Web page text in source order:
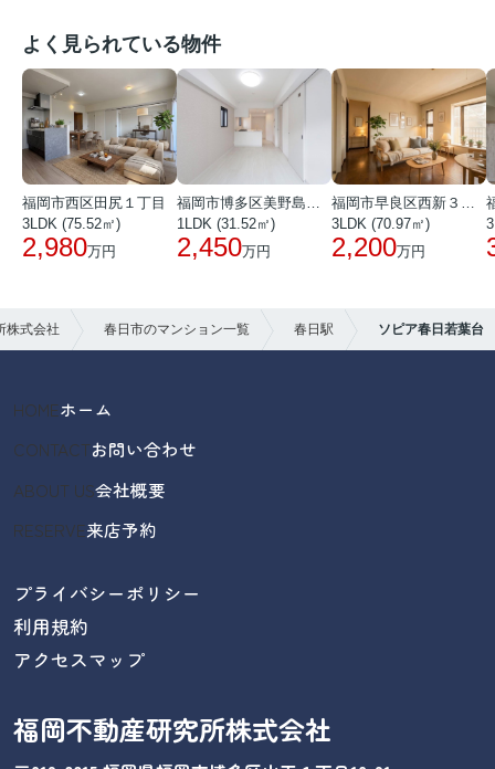
よく見られている物件
福岡市西区田尻１丁目
3LDK (75.52㎡)
2,980万円
福岡市博多区美野島３丁目
1LDK (31.52㎡)
2,450万円
福岡市早良区西新３丁目
3LDK (70.97㎡)
2,200万円
株式会社 春日市のマンション一覧 春日駅 ソピア春日若葉台
HOMEホーム
CONTACTお問い合わせ
ABOUT US会社概要
RESERVE来店予約
プライバシーポリシー
利用規約
アクセスマップ
福岡不動産研究所株式会社